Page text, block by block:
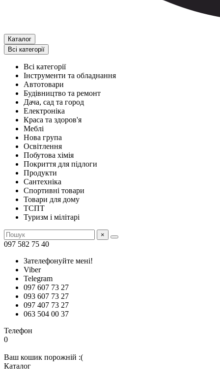
Каталог
Всі категорії
Всі категорії
Інструменти та обладнання
Автотовари
Будівництво та ремонт
Дача, сад та город
Електроніка
Краса та здоров'я
Меблі
Нова група
Освітлення
Побутова хімія
Покриття для підлоги
Продукти
Сантехніка
Спортивні товари
Товари для дому
ТСПТ
Туризм і мілітарі
×
097 582 75 40
Зателефонуйте мені!
Viber
Telegram
097 607 73 27
093 607 73 27
097 407 73 27
063 504 00 37
Телефон
0
Ваш кошик порожній :(
Каталог